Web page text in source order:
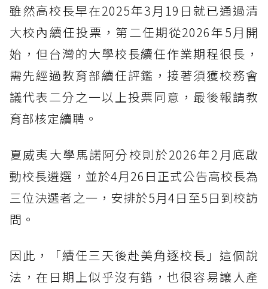
雖然高校長早在2025年3月19日就已通過清
大校內續任投票，第二任期從2026年5月開
始，但台灣的大學校長續任作業期程很長，
需先經過教育部續任評鑑，接著須獲校務會
議代表二分之一以上投票同意，最後報請教
育部核定續聘。
夏威夷大學馬諾阿分校則於2026年2月底啟
動校長遴選，並於4月26日正式公告高校長為
三位決選者之一，安排於5月4日至5日到校訪
問。
因此，「續任三天後赴美角逐校長」這個說
法，在日期上似乎沒有錯，也很容易讓人產